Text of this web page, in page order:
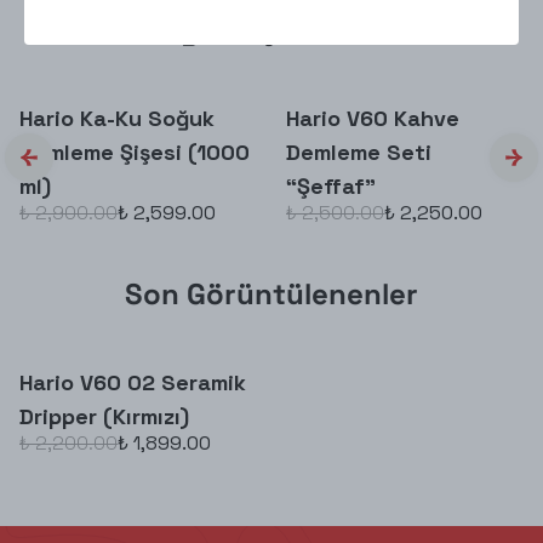
Hario Ka-Ku Soğuk
Demleme Şişesi (1000
ml)
₺ 2,900.00₺ 2,599.00
Hario V60 Kahve
Demleme Seti
“Şeffaf”
₺ 2,500.00₺ 2,250.00
Son Görüntülenenler
Hario V60 02 Seramik
Dripper (Kırmızı)
₺ 2,200.00₺ 1,899.00